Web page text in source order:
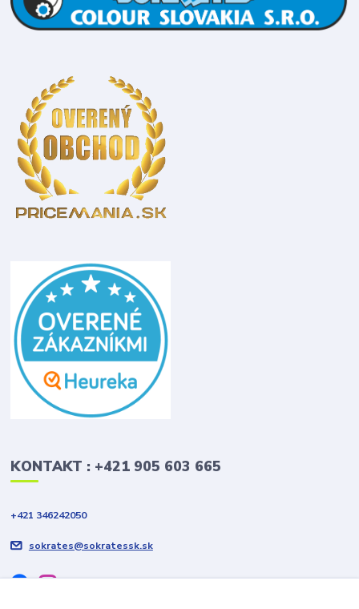
KONTAKT : +421 905 603 665
+421 346242050
sokrates@sokratessk.sk